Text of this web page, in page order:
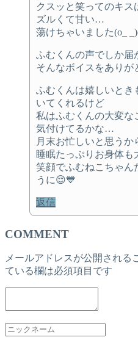
クスッと笑ってのキス
ズルくて甘い…
蕩けちゃいました(o_
ふむくんの声でしか
そんなボイスをあり
ふむくんは嬉しいとき
いてくれるけど
私はふむくんの大変な
気付けてるかな…
月末お忙しいと思う
睡眠たっぷりお身体も
笑顔でふむねこちゃん
うに😌💙
返信
COMMENT
メールアドレスが公開される
ている欄は必須項目です